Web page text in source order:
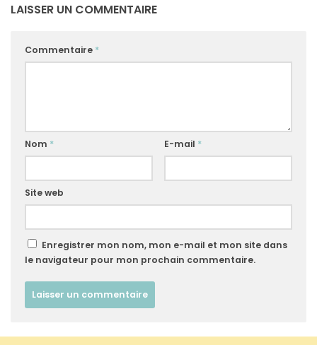
LAISSER UN COMMENTAIRE
Commentaire *
Nom * E-mail *
Site web
Enregistrer mon nom, mon e-mail et mon site dans
le navigateur pour mon prochain commentaire.